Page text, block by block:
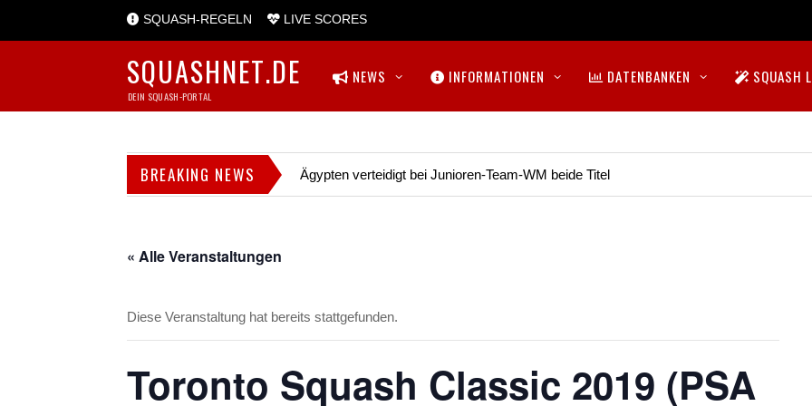
SQUASH-REGELN LIVE SCORES
SQUASHNET.DE
DEIN SQUASH-PORTAL
NEWS INFORMATIONEN DATENBANKEN SQUASH
BREAKING NEWS Ägypten verteidigt bei Junioren-Team-WM beide Titel
« Alle Veranstaltungen
Diese Veranstaltung hat bereits stattgefunden.
Toronto Squash Classic 2019 (PSA